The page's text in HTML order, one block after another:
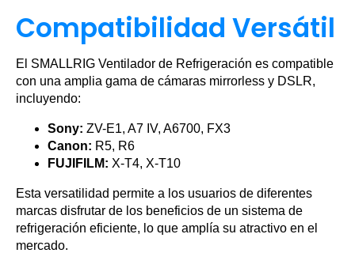
Compatibilidad Versátil
El SMALLRIG Ventilador de Refrigeración es compatible
con una amplia gama de cámaras mirrorless y DSLR,
incluyendo:
Sony: ZV-E1, A7 IV, A6700, FX3
Canon: R5, R6
FUJIFILM: X-T4, X-T10
Esta versatilidad permite a los usuarios de diferentes
marcas disfrutar de los beneficios de un sistema de
refrigeración eficiente, lo que amplía su atractivo en el
mercado.